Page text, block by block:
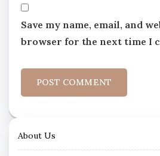
Save my name, email, and
browser for the next time I
About Us